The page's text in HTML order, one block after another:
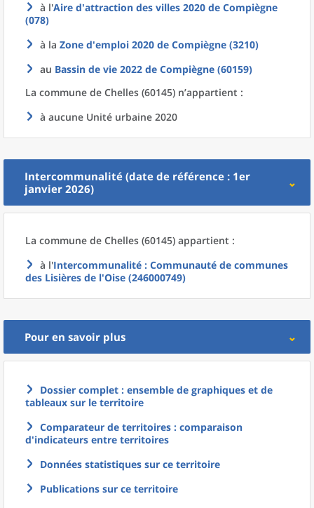
à l'Aire d'attraction des villes 2020 de Compiègne
(078)
à la Zone d'emploi 2020 de Compiègne (3210)
au Bassin de vie 2022 de Compiègne (60159)
La commune de Chelles (60145) n’appartient :
à aucune Unité urbaine 2020
Intercommunalité (date de référence : 1er
janvier 2026)
La commune de Chelles (60145) appartient :
à l'Intercommunalité : Communauté de communes
des Lisières de l'Oise (246000749)
Pour en savoir plus
Dossier complet : ensemble de graphiques et de
tableaux sur le territoire
Comparateur de territoires : comparaison
d'indicateurs entre territoires
Données statistiques sur ce territoire
Publications sur ce territoire